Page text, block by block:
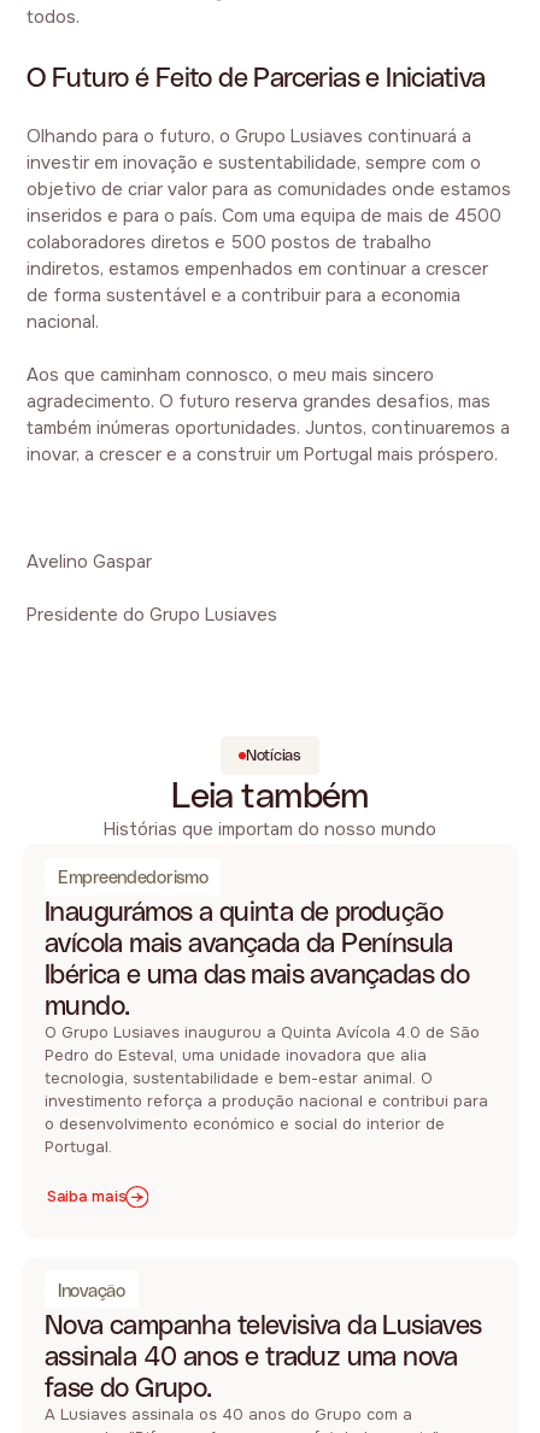
todos.
O Futuro é Feito de Parcerias e Iniciativa
Olhando para o futuro, o Grupo Lusiaves continuará a
investir em inovação e sustentabilidade, sempre com o
objetivo de criar valor para as comunidades onde estamos
inseridos e para o país. Com uma equipa de mais de 4500
colaboradores diretos e 500 postos de trabalho
indiretos, estamos empenhados em continuar a crescer
de forma sustentável e a contribuir para a economia
nacional.
Aos que caminham connosco, o meu mais sincero
agradecimento. O futuro reserva grandes desafios, mas
também inúmeras oportunidades. Juntos, continuaremos a
inovar, a crescer e a construir um Portugal mais próspero.
Avelino Gaspar
Presidente do Grupo Lusiaves
Notícias
Leia também
Histórias que importam do nosso mundo
Empreendedorismo
Inaugurámos a quinta de produção
avícola mais avançada da Península
Ibérica e uma das mais avançadas do
mundo.
O Grupo Lusiaves inaugurou a Quinta Avícola 4.0 de São
Pedro do Esteval, uma unidade inovadora que alia
tecnologia, sustentabilidade e bem-estar animal. O
investimento reforça a produção nacional e contribui para
o desenvolvimento económico e social do interior de
Portugal.
Saiba mais
Inovação
Nova campanha televisiva da Lusiaves
assinala 40 anos e traduz uma nova
fase do Grupo.
A Lusiaves assinala os 40 anos do Grupo com a